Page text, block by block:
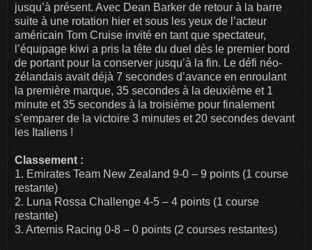
jusqu’à présent. Avec Dean Barker de retour à la barre
suite à une rotation hier et sous les yeux de l’acteur
américain Tom Cruise invité en tant que spectateur,
l’équipage kiwi a pris la tête du duel dès le premier bord
de portant pour la conserver jusqu’à la fin. Le défi néo-
zélandais avait déjà 7 secondes d’avance en enroulant
la première marque, 35 secondes à la deuxième et 1
minute et 35 secondes à la troisième pour finalement
s’emparer de la victoire 3 minutes et 20 secondes devant
les Italiens !
Classement :
1. Emirates Team New Zealand 9-0 – 9 points (1 course
restante)
2. Luna Rossa Challenge 4-5 – 4 points (1 course
restante)
3. Artemis Racing 0-8 – 0 points (2 courses restantes)